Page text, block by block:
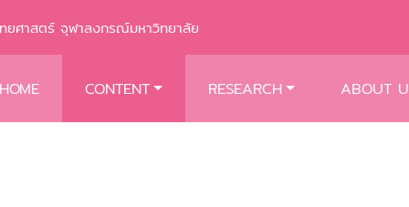
ยศาสตร์ จุฬาลงกรณ์มหาวิทยาลัย
HOME CONTENT RESEARCH ABOUT